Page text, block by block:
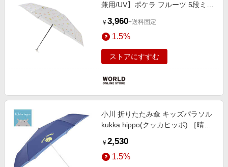
兼用/UV】ポケラ フルーツ 5段ミニ
￥ 3,960+送料固定
1.5%
ストアにすすむ
小川 折りたたみ傘 キッズパラソル
kukka hippo(クッカヒッポ) ［晴雨
24KH-KSP-2M
￥ 2,530
1.5%